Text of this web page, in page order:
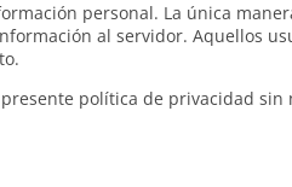
personal. La única
al servidor. Aquellos
política de privacidad